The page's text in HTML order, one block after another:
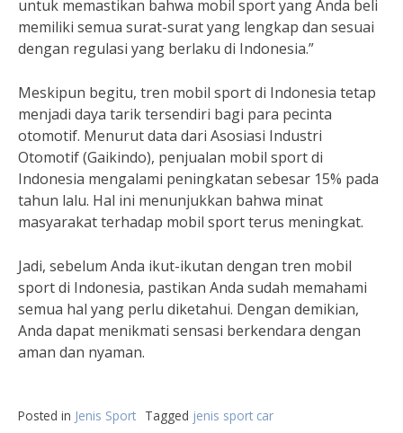
untuk memastikan bahwa mobil sport yang Anda beli
memiliki semua surat-surat yang lengkap dan sesuai
dengan regulasi yang berlaku di Indonesia.”
Meskipun begitu, tren mobil sport di Indonesia tetap
menjadi daya tarik tersendiri bagi para pecinta
otomotif. Menurut data dari Asosiasi Industri
Otomotif (Gaikindo), penjualan mobil sport di
Indonesia mengalami peningkatan sebesar 15% pada
tahun lalu. Hal ini menunjukkan bahwa minat
masyarakat terhadap mobil sport terus meningkat.
Jadi, sebelum Anda ikut-ikutan dengan tren mobil
sport di Indonesia, pastikan Anda sudah memahami
semua hal yang perlu diketahui. Dengan demikian,
Anda dapat menikmati sensasi berkendara dengan
aman dan nyaman.
Posted in Jenis Sport Tagged jenis sport car